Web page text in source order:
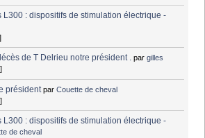
L300 : dispositifs de stimulation électrique -
de T Delrieu notre président . pargilles
président parCouette de cheval
L300 : dispositifs de stimulation électrique -
de cheval